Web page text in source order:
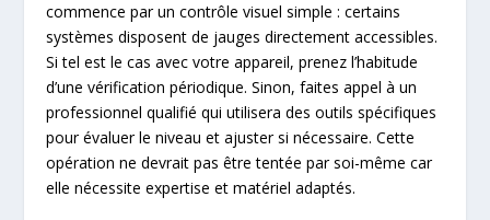
commence par un contrôle visuel simple : certains
systèmes disposent de jauges directement accessibles.
Si tel est le cas avec votre appareil, prenez l’habitude
d’une vérification périodique. Sinon, faites appel à un
professionnel qualifié qui utilisera des outils spécifiques
pour évaluer le niveau et ajuster si nécessaire. Cette
opération ne devrait pas être tentée par soi-même car
elle nécessite expertise et matériel adaptés.